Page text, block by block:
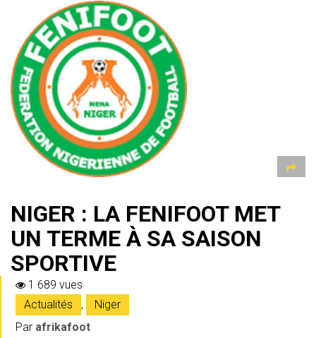
s
A
p
p
gr
a
m
b
o
ok
er l
e
NIGER : LA FENIFOOT MET
UN TERME À SA SAISON
SPORTIVE
1 689 vues
Actualités
,
Niger
Par afrikafoot